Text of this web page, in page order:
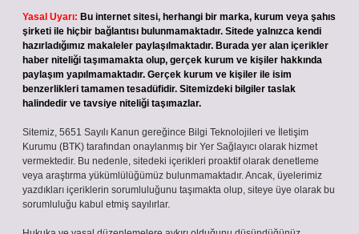
Yasal Uyarı: Bu internet sitesi, herhangi bir marka, kurum veya şahıs
şirketi ile hiçbir bağlantısı bulunmamaktadır. Sitede yalnızca kendi
hazırladığımız makaleler paylaşılmaktadır. Burada yer alan içerikler
haber niteliği taşımamakta olup, gerçek kurum ve kişiler hakkında
paylaşım yapılmamaktadır. Gerçek kurum ve kişiler ile isim
benzerlikleri tamamen tesadüfidir. Sitemizdeki bilgiler taslak
halindedir ve tavsiye niteliği taşımazlar.
Sitemiz, 5651 Sayılı Kanun gereğince Bilgi Teknolojileri ve İletişim
Kurumu (BTK) tarafından onaylanmış bir Yer Sağlayıcı olarak hizmet
vermektedir. Bu nedenle, sitedeki içerikleri proaktif olarak denetleme
veya araştırma yükümlülüğümüz bulunmamaktadır. Ancak, üyelerimiz
yazdıkları içeriklerin sorumluluğunu taşımakta olup, siteye üye olarak bu
sorumluluğu kabul etmiş sayılırlar.